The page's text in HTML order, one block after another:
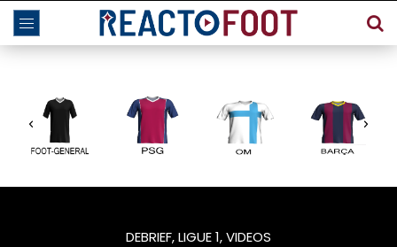
DEBRIEF,LIGUE 1,VIDEOS